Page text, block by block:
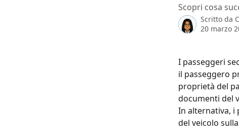
Scopri cosa
Scritto da
20 marzo
I passeggeri
il passeggero
proprietà del
documenti del
In alternativa, i
del veicolo